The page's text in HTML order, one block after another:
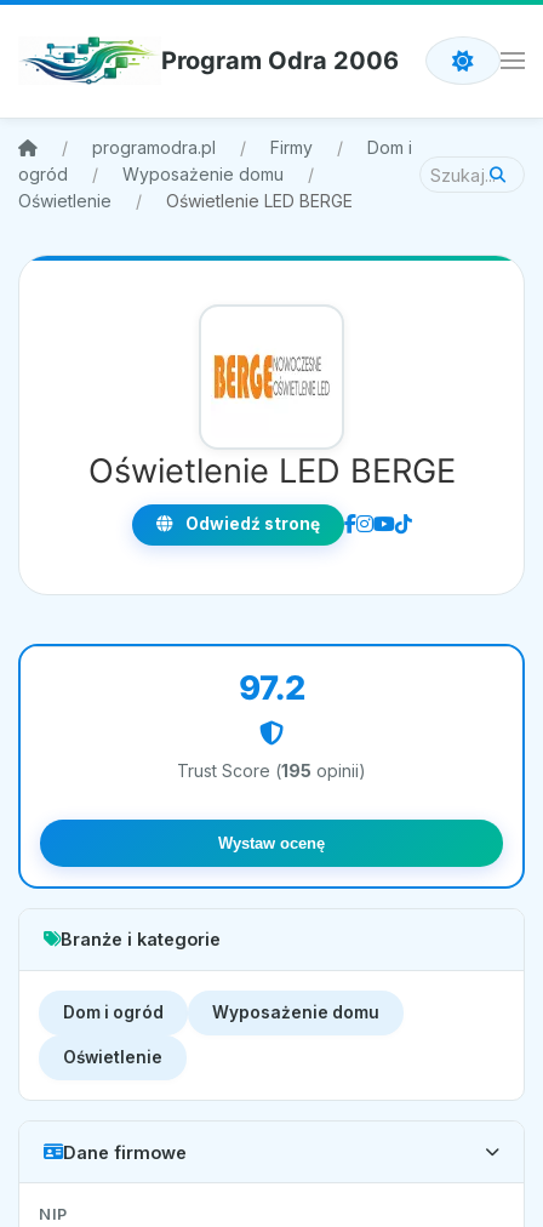
Program Odra 2006
programodra.pl Firmy
Dom i
ogród
Wyposażenie domu
Oświetlenie
Oświetlenie LED BERGE
Oświetlenie LED BERGE
Odwiedź stronę
97.2
Trust Score (195 opinii)
Wystaw ocenę
Branże i kategorie
Dom i ogród Wyposażenie domu
Oświetlenie
Dane firmowe
NIP